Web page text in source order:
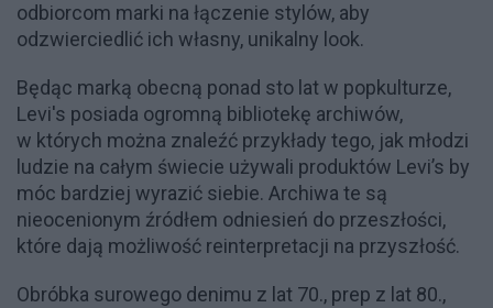
odbiorcom marki na łączenie stylów, aby
odzwierciedlić ich własny, unikalny look.
Będąc marką obecną ponad sto lat w popkulturze,
Levi's posiada ogromną bibliotekę archiwów,
w których można znaleźć przykłady tego, jak młodzi
ludzie na całym świecie używali produktów Levi’s by
móc bardziej wyrazić siebie. Archiwa te są
nieocenionym źródłem odniesień do przeszłości,
które dają możliwość reinterpretacji na przyszłość.
Obróbka surowego denimu z lat 70., prep z lat 80.,